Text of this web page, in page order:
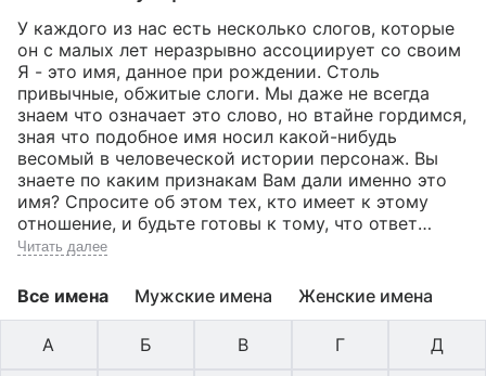
У каждого из нас есть несколько слогов, которые
он с малых лет неразрывно ассоциирует со своим
Я - это имя, данное при рождении. Столь
привычные, обжитые слоги. Мы даже не всегда
знаем что означает это слово, но втайне гордимся,
зная что подобное имя носил какой-нибудь
весомый в человеческой истории персонаж. Вы
знаете по каким признакам Вам дали именно это
имя? Спросите об этом тех, кто имеет к этому
отношение, и будьте готовы к тому, что ответ
может оказаться самым неожиданным из всех, что
именем с древнейших времен носило
мистический, сакральный характер. Имя
имя, обретешь власть над носителем оного!) часто
Читать далее
Все имена Мужские имена Женские имена
А Б В Г Д